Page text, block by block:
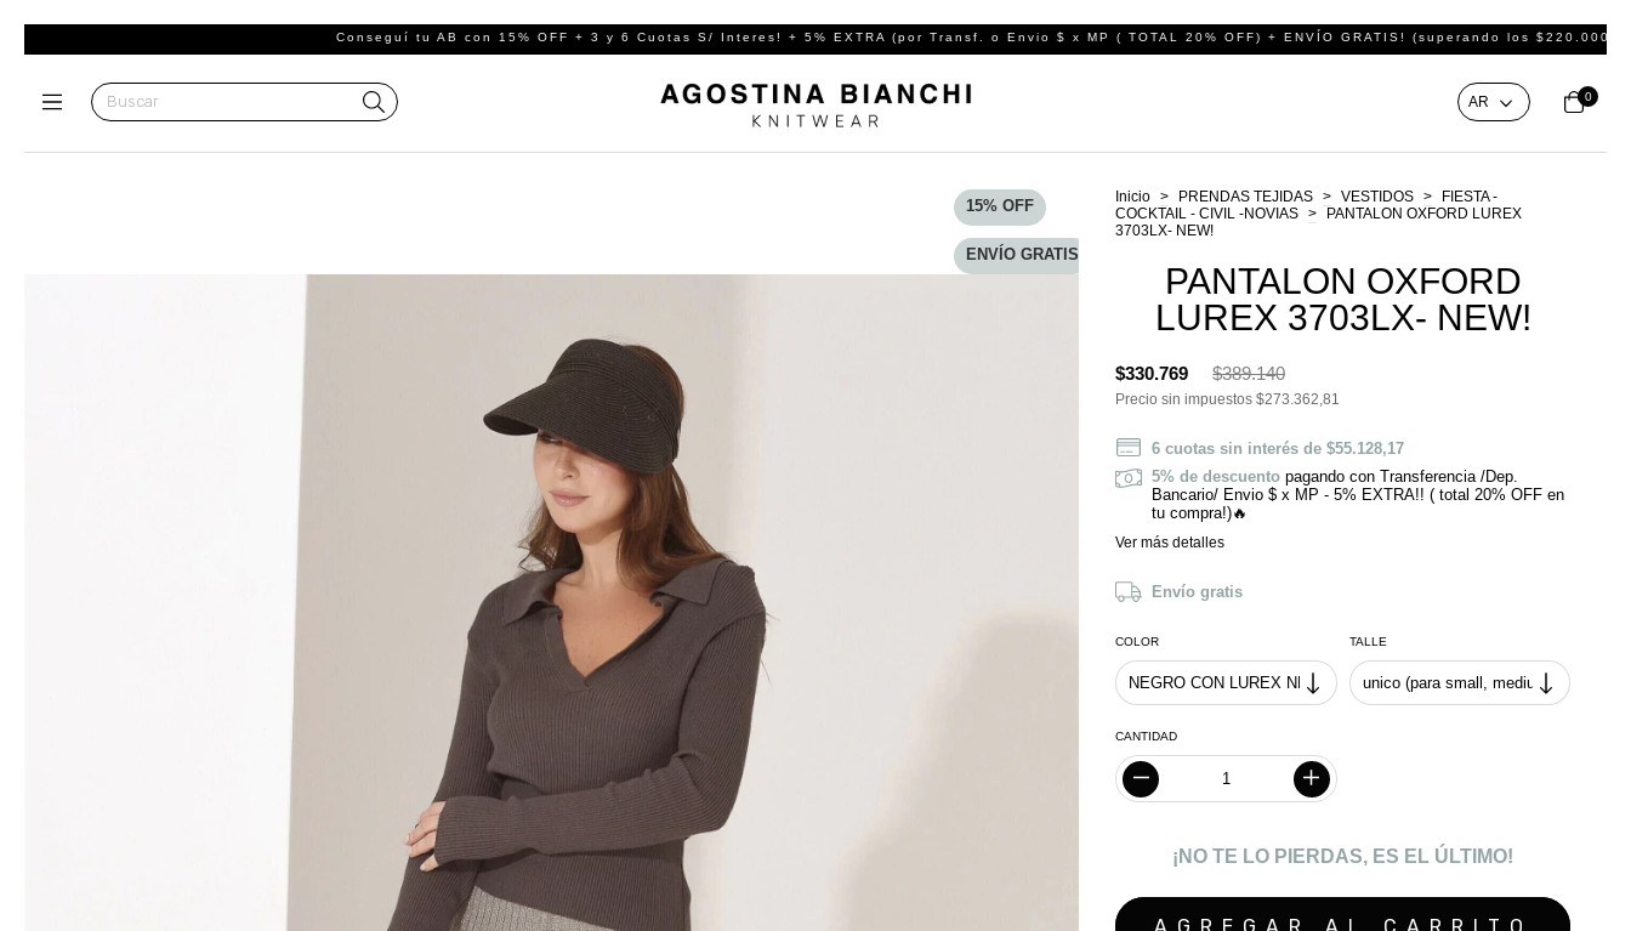
Conseguí tu AB con 15% OFF + 3 y 6 Cuotas S/ Interes! + 5% EXTRA (por Transf. o Envio $ x MP ( TOTAL 20% OFF) + ENVÍO GRATIS! (superando los $220.000 de compra)
0
15%OFF
ENVÍO GRATIS
Inicio > PRENDAS TEJIDAS > VESTIDOS >
FIESTA -
COCKTAIL - CIVIL -NOVIAS >
PANTALON OXFORD LUREX
3703LX- NEW!
PANTALON OXFORD
LUREX 3703LX- NEW!
$330.769 $389.140
Precio sin impuestos$273.362,81
6 cuotas sin interés de $55.128,17
5% de descuentopagando con Transferencia /Dep.
Bancario/ Envio $ x MP - 5% EXTRA!! ( total 20% OFF en
tu compra!)🔥
Ver más detalles
Envío gratis
COLOR TALLE
CANTIDAD
¡NO TE LO PIERDAS, ES EL ÚLTIMO!